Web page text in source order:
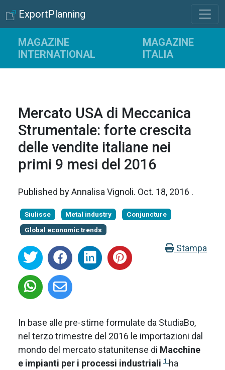
ExportPlanning
MAGAZINE
INTERNATIONAL
MAGAZINE
ITALIA
Mercato USA di Meccanica
Strumentale: forte crescita
delle vendite italiane nei
primi 9 mesi del 2016
Published byAnnalisa Vignoli. Oct. 18, 2016 .
Siulisse Metal industry
Conjuncture
Global economic trends
Stampa
In base alle pre-stime formulate da StudiaBo,
nel terzo trimestre del 2016 le importazioni dal
mondo del mercato statunitense di Macchine
e impianti per i processi industriali 1 ha